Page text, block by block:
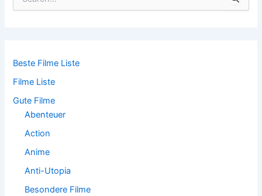
n
c
h
Beste Filme Liste
Filme Liste
Gute Filme
Abenteuer
Action
Anime
Anti-Utopia
Besondere Filme